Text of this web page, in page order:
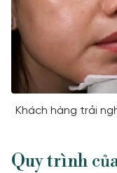
Khách hàng trải
Quy trình